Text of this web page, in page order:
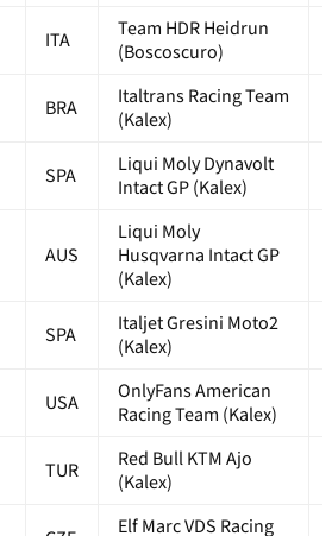
ITA
Team HDR Heidrun
(Boscoscuro)
BRA
Italtrans Racing Team
(Kalex)
SPA
Liqui Moly Dynavolt
Intact GP (Kalex)
AUS
Liqui Moly
Husqvarna Intact GP
(Kalex)
SPA
Italjet Gresini Moto2
(Kalex)
USA
OnlyFans American
Racing Team (Kalex)
TUR
Red Bull KTM Ajo
(Kalex)
Elf Marc VDS Racing